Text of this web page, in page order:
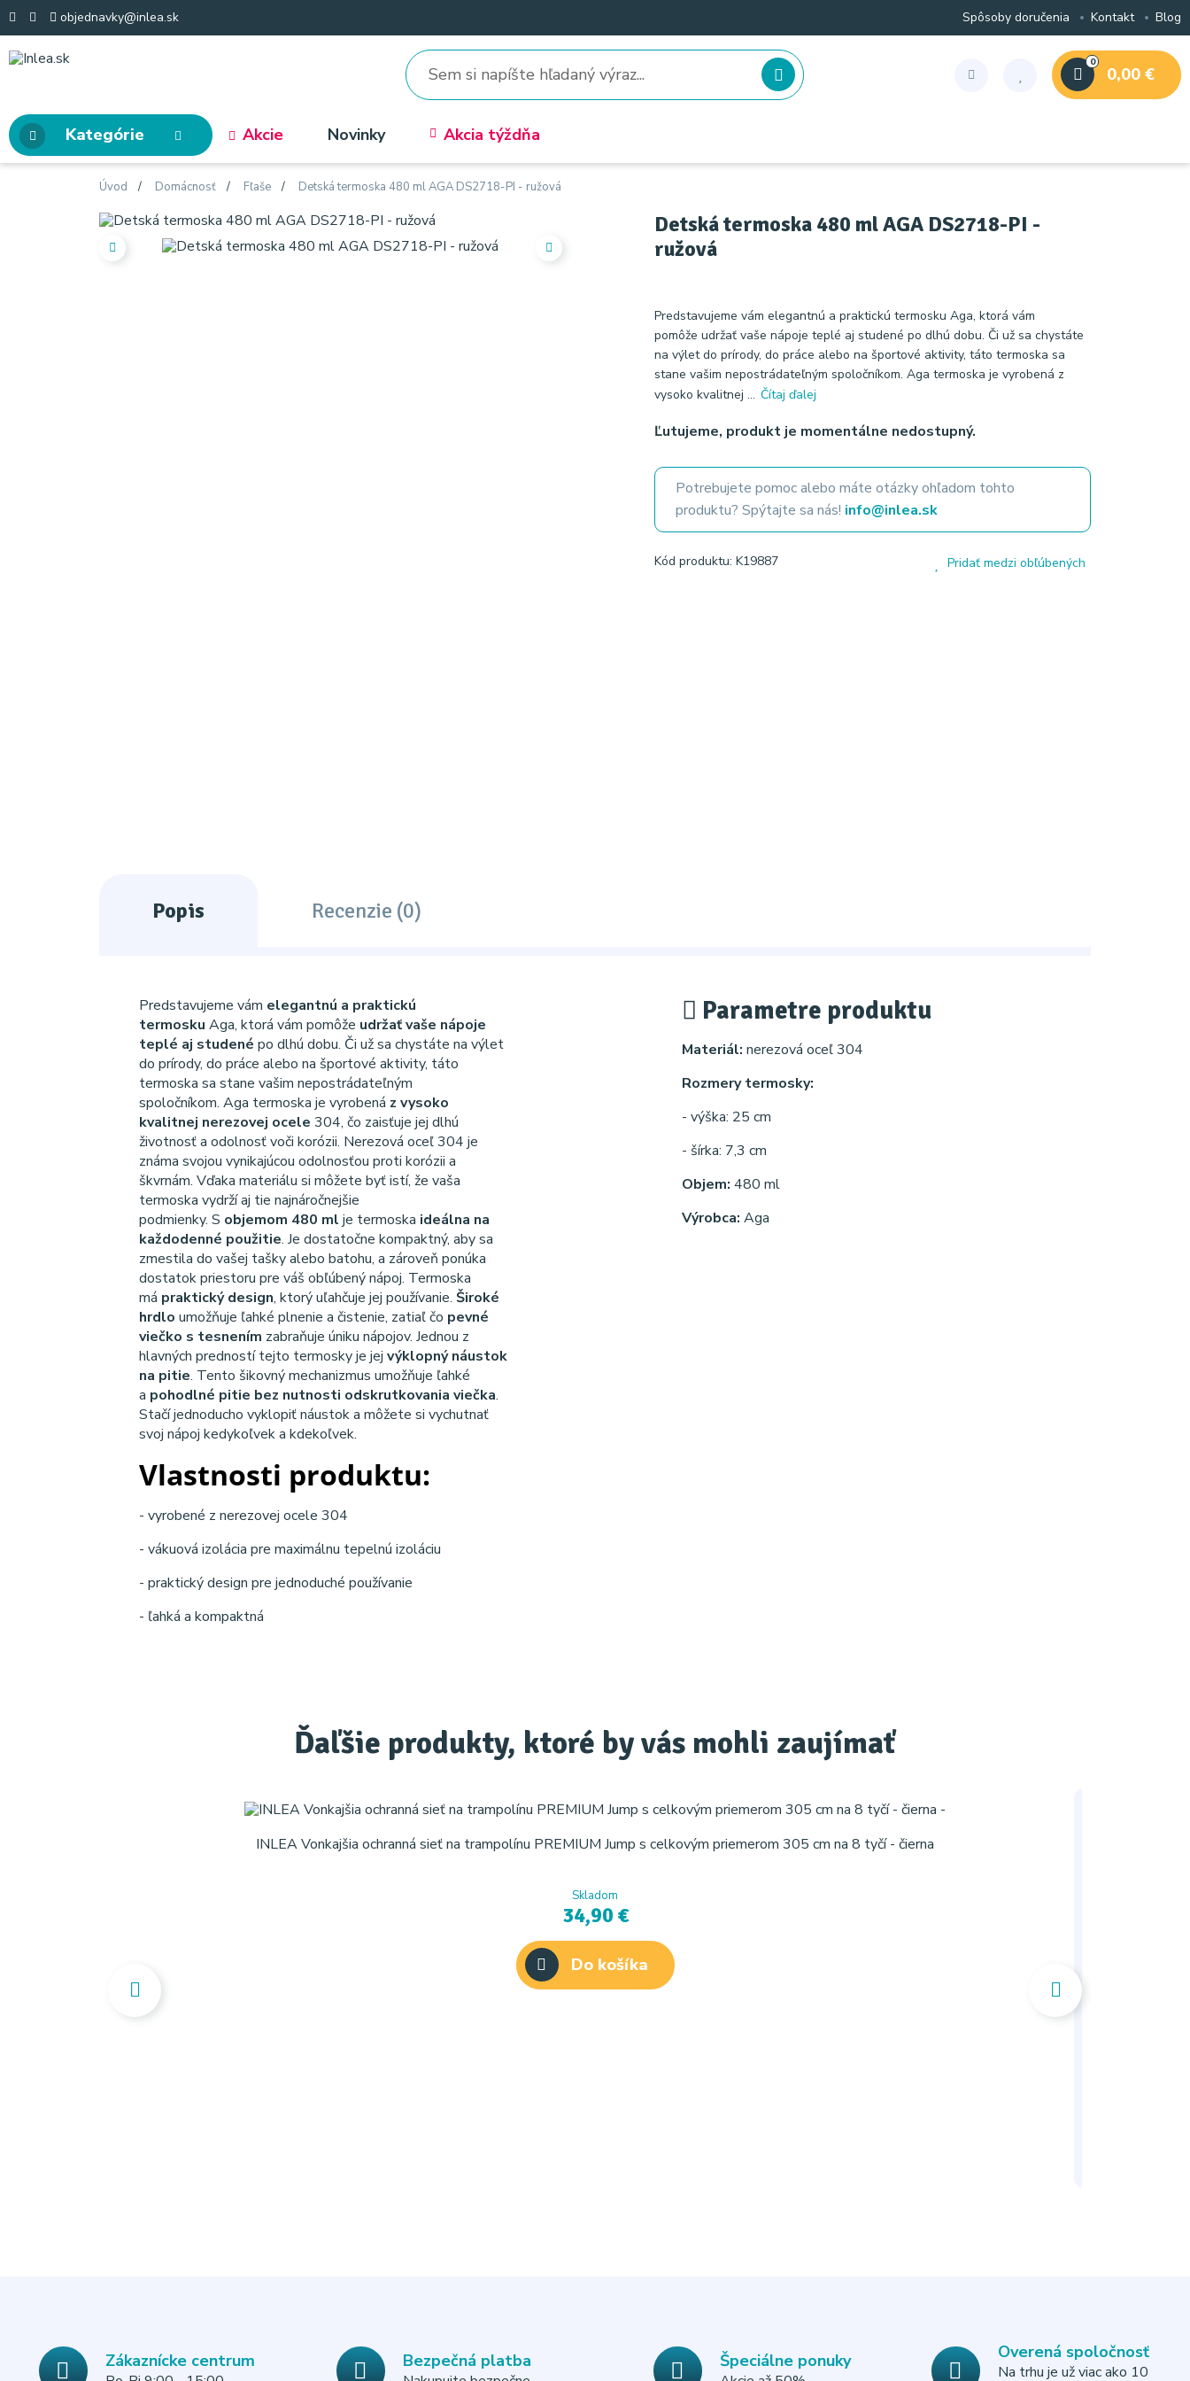
objednavky@inlea.sk Spôsoby doručenia Kontakt Blog
0
0,00 €
Kategórie Akcie Novinky Akcia týždňa
Úvod Domácnosť Fľaše Detská termoska 480 ml AGA DS2718-PI - ružová
Detská termoska 480 ml AGA DS2718-PI -
ružová
Predstavujeme vám elegantnú a praktickú termosku Aga, ktorá vám
pomôže udržať vaše nápoje teplé aj studené po dlhú dobu. Či už sa chystáte
na výlet do prírody, do práce alebo na športové aktivity, táto termoska sa
stane vašim nepostrádateľným spoločníkom. Aga termoska je vyrobená z
vysoko kvalitnej ... Čítaj ďalej
Ľutujeme, produkt je momentálne nedostupný.
Potrebujete pomoc alebo máte otázky ohľadom tohto
produktu? Spýtajte sa nás! info@inlea.sk
Kód produktu: K19887 Pridať medzi obľúbených
Popis Recenzie (0)
Predstavujeme vám elegantnú a praktickú
termosku Aga, ktorá vám pomôže udržať vaše nápoje
teplé aj studené po dlhú dobu. Či už sa chystáte na výlet
do prírody, do práce alebo na športové aktivity, táto
termoska sa stane vašim nepostrádateľným
spoločníkom. Aga termoska je vyrobená z vysoko
kvalitnej nerezovej ocele 304, čo zaisťuje jej dlhú
životnosť a odolnosť voči korózii. Nerezová oceľ 304 je
známa svojou vynikajúcou odolnosťou proti korózii a
škvrnám. Vďaka materiálu si môžete byť istí, že vaša
termoska vydrží aj tie najnáročnejšie
podmienky. S objemom 480 ml je termoska ideálna na
každodenné použitie. Je dostatočne kompaktný, aby sa
zmestila do vašej tašky alebo batohu, a zároveň ponúka
dostatok priestoru pre váš obľúbený nápoj. Termoska
má praktický design, ktorý uľahčuje jej používanie. Široké
hrdlo umožňuje ľahké plnenie a čistenie, zatiaľ čo pevné
viečko s tesnením zabraňuje úniku nápojov. Jednou z
hlavných predností tejto termosky je jej výklopný náustok
na pitie. Tento šikovný mechanizmus umožňuje ľahké
a pohodlné pitie bez nutnosti odskrutkovania viečka.
Stačí jednoducho vyklopiť náustok a môžete si vychutnať
svoj nápoj kedykoľvek a kdekoľvek.
Vlastnosti produktu:
- vyrobené z nerezovej ocele 304
- vákuová izolácia pre maximálnu tepelnú izoláciu
- praktický design pre jednoduché používanie
- ľahká a kompaktná
Parametre produktu
Materiál: nerezová oceľ 304
Rozmery termosky:
- výška: 25 cm
- šírka: 7,3 cm
Objem: 480 ml
Výrobca: Aga
Ďaľšie produkty, ktoré by vás mohli zaujímať
INLEA Vonkajšia ochranná sieť na trampolínu PREMIUM Jump s celkovým priemerom 305 cm na 8 tyčí - čierna
Skladom
34,90 €
Do košíka
Zákaznícke centrum Bezpečná platba Špeciálne ponuky Overená spoločnosť
Na trhu je už viac ako 10